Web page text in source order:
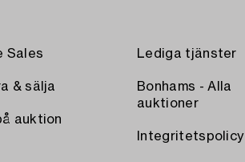
Sales
& sälja
auktion
Lediga tjänster
Bonhams - Alla
auktioner
Integritetspolicy